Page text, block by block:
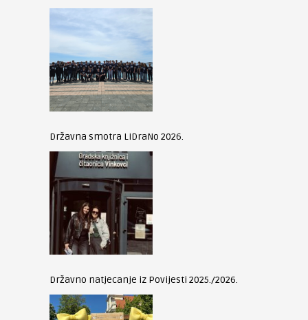
Državna smotra LiDraNo 2026.
Državno natjecanje iz Povijesti 2025./2026.